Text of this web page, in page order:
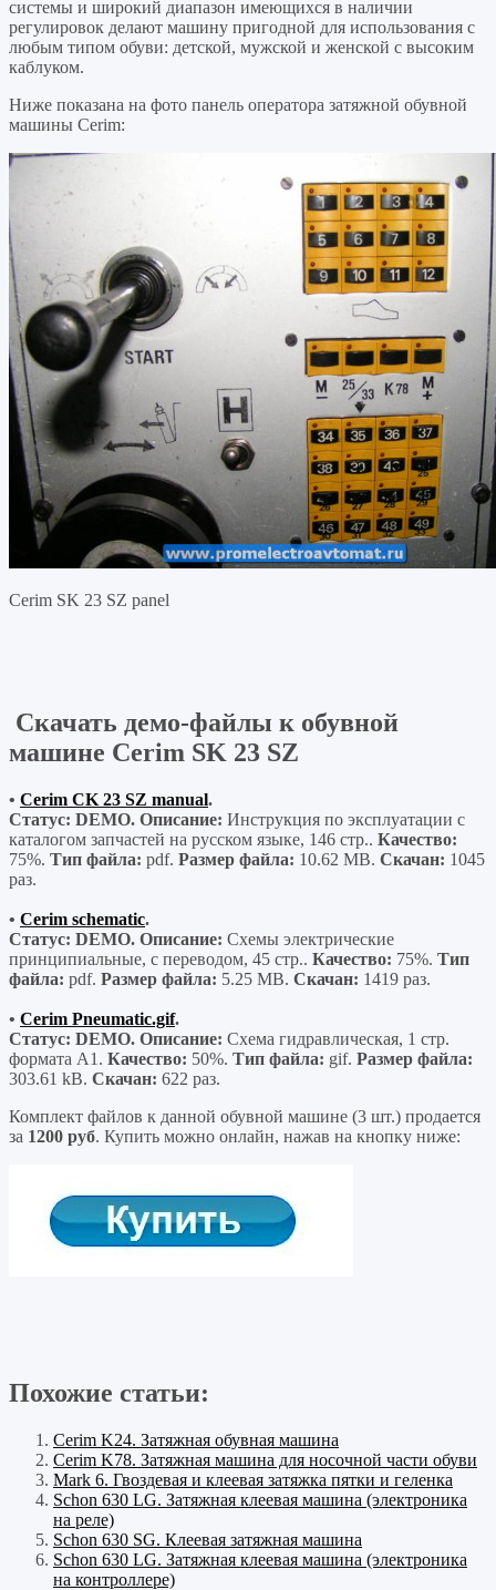
системы и широкий диапазон имеющихся в наличии
регулировок делают машину пригодной для использования с
любым типом обуви: детской, мужской и женской с высоким
каблуком.
Ниже показана на фото панель оператора затяжной обувной
машины Cerim:
Cerim SK 23 SZ panel
Скачать демо-файлы к обувной
машине Cerim SK 23 SZ
• Cerim CK 23 SZ manual.
Статус: DEMO. Описание: Инструкция по эксплуатации с
каталогом запчастей на русском языке, 146 стр.. Качество:
75%. Тип файла: pdf. Размер файла: 10.62 MB. Скачан: 1045
раз.
• Cerim schematic.
Статус: DEMO. Описание: Схемы электрические
принципиальные, с переводом, 45 стр.. Качество: 75%. Тип
файла: pdf. Размер файла: 5.25 MB. Скачан: 1419 раз.
• Cerim Pneumatic.gif.
Статус: DEMO. Описание: Схема гидравлическая, 1 стр.
формата А1. Качество: 50%. Тип файла: gif. Размер файла:
303.61 kB. Скачан: 622 раз.
Комплект файлов к данной обувной машине (3 шт.) продается
за 1200 руб. Купить можно онлайн, нажав на кнопку ниже:
Похожие статьи:
Cerim K24. Затяжная обувная машина
Cerim K78. Затяжная машина для носочной части обуви
Mark 6. Гвоздевая и клеевая затяжка пятки и геленка
Schon 630 LG. Затяжная клеевая машина (электроника
на реле)
Schon 630 SG. Клеевая затяжная машина
Schon 630 LG. Затяжная клеевая машина (электроника
на контроллере)